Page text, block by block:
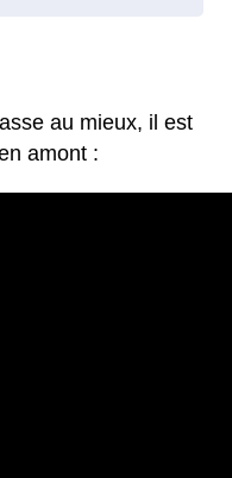
au mieux, il est
amont :